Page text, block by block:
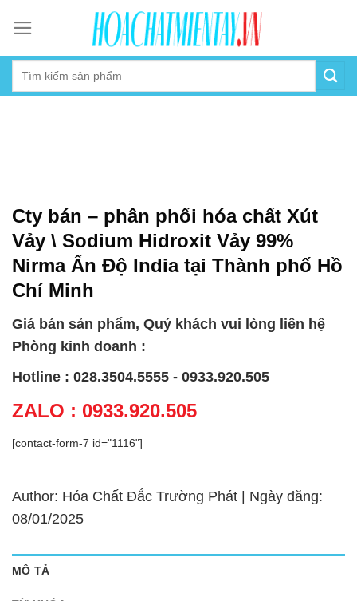
content
Cty bán – phân phối hóa chất Xút
Vảy \ Sodium Hidroxit Vảy 99%
Nirma Ấn Độ India tại Thành phố Hồ
Chí Minh
Giá bán sản phẩm, Quý khách vui lòng liên hệ
Phòng kinh doanh :
Hotline : 028.3504.5555 - 0933.920.505
ZALO : 0933.920.505
[contact-form-7 id="1116"]
Author: Hóa Chất Đắc Trường Phát | Ngày đăng:
08/01/2025
MÔ TẢ